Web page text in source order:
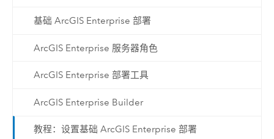
基础 ArcGIS Enterprise 部署
ArcGIS Enterprise 服务器角色
ArcGIS Enterprise 部署工具
ArcGIS Enterprise Builder
教程：设置基础 ArcGIS Enterprise 部署